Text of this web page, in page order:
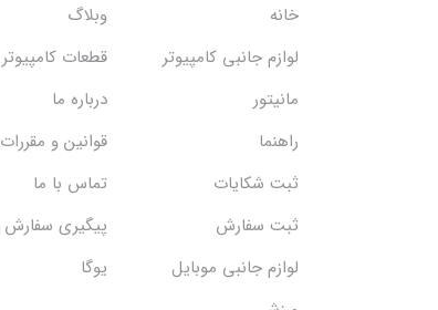
خانه
وبلاگ
لوازم جانبی کامپیوتر
قطعات کامپیوتر
مانیتور
درباره ما
راهنما
قوانین و مقررات
ثبت شکایات
تماس با ما
ثبت سفارش
پیگیری سفارش
لوازم جانبی موبایل
یوگا